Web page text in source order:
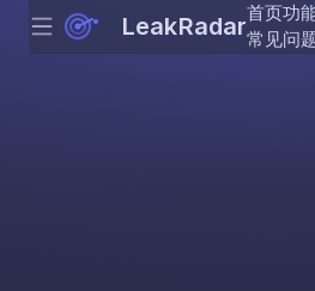
Skip
Menu LeakRadar首页功
常见问